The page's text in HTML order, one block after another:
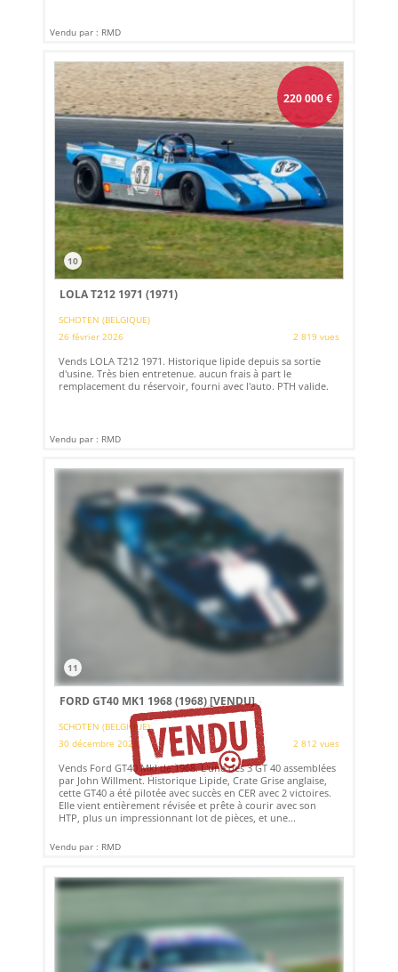
Vendu par : RMD
220 000€
10
LOLA T212 1971 (1971)
SCHOTEN (BELGIQUE)
26 février 2026
2 819 vues
Vends LOLA T212 1971. Historique lipide depuis sa sortie
d'usine. Très bien entretenue. aucun frais à part le
remplacement du réservoir, fourni avec l'auto. PTH valide.
Vendu par : RMD
11
FORD GT40 MK1 1968 (1968)[VENDU]
SCHOTEN (BELGIQUE)
30 décembre 2021
2 812 vues
Vends Ford GT40 MkI de 1968. L'une des 3 GT 40 assemblées
par John Willment. Historique Lipide, Crate Grise anglaise,
cette GT40 a été pilotée avec succès en CER avec 2 victoires.
Elle vient entièrement révisée et prête à courir avec son
HTP, plus un impressionnant lot de pièces, et une...
Vendu par : RMD